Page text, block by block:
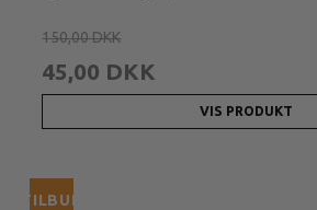
150,00 DKK
45,00 DKK
VIS PRODUKT
TILBUD